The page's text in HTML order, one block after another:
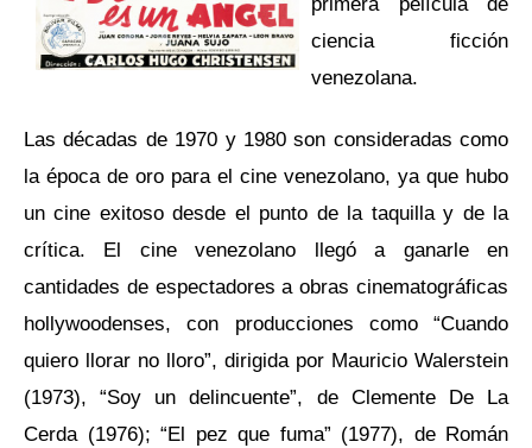
ciencia ficción
venezolana.
Las décadas de 1970 y 1980 son consideradas como
la época de oro para el cine venezolano, ya que hubo
un cine exitoso desde el punto de la taquilla y de la
crítica. El cine venezolano llegó a ganarle en
cantidades de espectadores a obras cinematográficas
hollywoodenses, con producciones como “Cuando
quiero llorar no lloro”, dirigida por Mauricio Walerstein
(1973), “Soy un delincuente”, de Clemente De La
Cerda (1976); “El pez que fuma” (1977), de Román